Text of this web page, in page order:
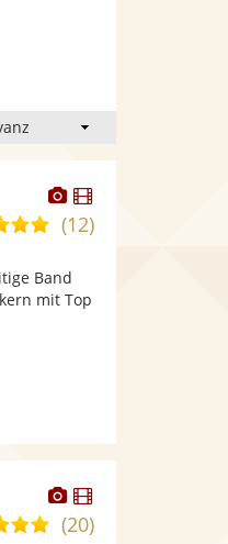
Dieser
Künstler
stellt
Fotos
bereit.
Dieser
Künstler
5,0
5
Sternen
(12)
Band
mit Top
Dieser
Künstler
Dieser
Künstler
5,0(20)